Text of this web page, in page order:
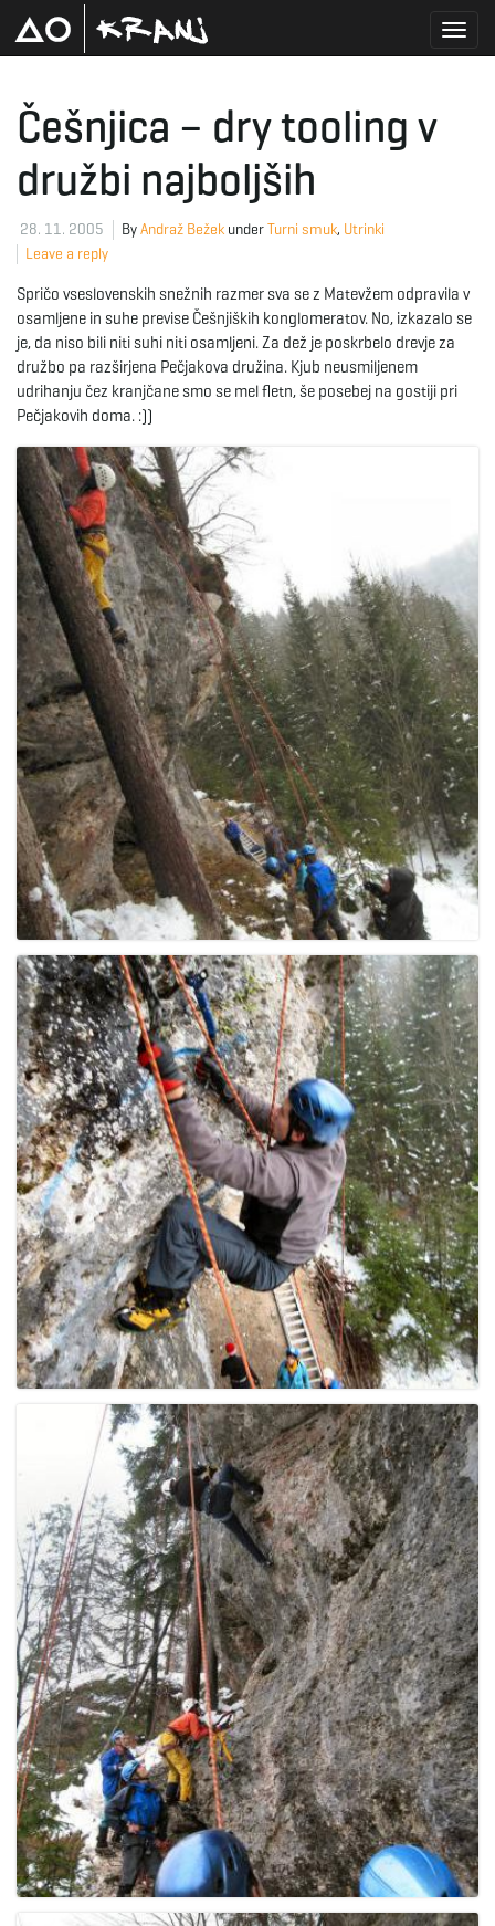
g
n
a
v
g
a
t
i
n
Češnjica – dry tooling v
družbi najboljših
28. 11. 2005 ByAndraž Bežek underTurni smuk, Utrinki
Leave a reply
Spričo vseslovenskih snežnih razmer sva se z Matevžem odpravila v
osamljene in suhe previse Češnjiških konglomeratov. No, izkazalo se
je, da niso bili niti suhi niti osamljeni. Za dež je poskrbelo drevje za
družbo pa razširjena Pečjakova družina. Kjub neusmiljenem
udrihanju čez kranjčane smo se mel fletn, še posebej na gostiji pri
Pečjakovih doma. :))